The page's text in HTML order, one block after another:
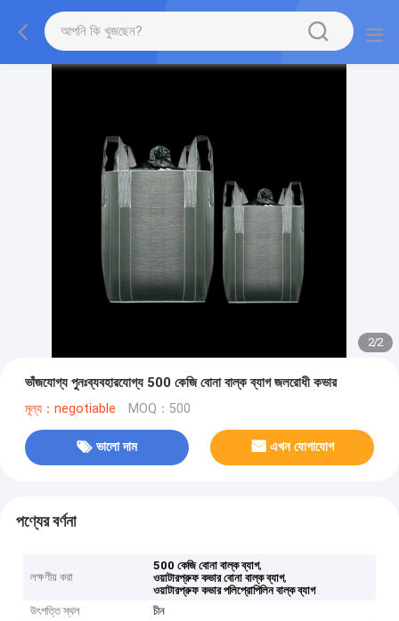
2/2
ভাঁজযোগ্য পুনঃব্যবহারযোগ্য 500 কেজি বোনা বাল্ক ব্যাগ জলরোধী কভার
মূল্য：negotiable MOQ：500
ভালো দাম এখন যোগাযোগ
পণ্যের বর্ণনা
লক্ষণীয় করা
500 কেজি বোনা বাল্ক ব্যাগ,
ওয়াটারপ্রুফ কভার বোনা বাল্ক ব্যাগ,
ওয়াটারপ্রুফ কভার পলিপ্রোপিলিন বাল্ক ব্যাগ
উৎপত্তি স্থল
চীন